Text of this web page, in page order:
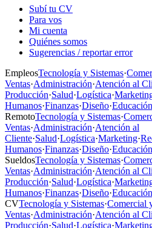
Subí tu CV
Para vos
Mi cuenta
Quiénes somos
Sugerencias / reportar error
EmpleosTecnología y Sistemas·
Ventas·Administración·Atención al
Producción·Salud·Logística·
Humanos·Finanzas·Diseño·Educación
RemotoTecnología y Sistemas·
Ventas·Administración·Atención al
Cliente·Salud·Logística·Marketing·
Humanos·Finanzas·Diseño·Educación
SueldosTecnología y Sistemas·
Ventas·Administración·Atención al
Producción·Salud·Logística·
Humanos·Finanzas·Diseño·Educación
CVTecnología y Sistemas·Comercial
Ventas·Administración·Atención al
Producción·Salud·Logística·